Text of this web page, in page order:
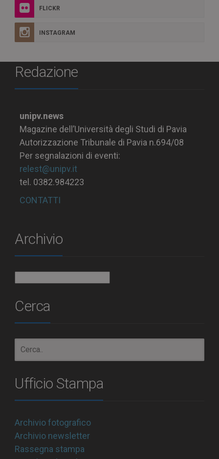
FLICKR
INSTAGRAM
Redazione
unipv.news
Magazine dell’Università degli Studi di Pavia
Autorizzazione Tribunale di Pavia n.694/08
Per segnalazioni di eventi:
relest@unipv.it
tel. 0382.984223
CONTATTI
Archivio
Cerca
Ufficio Stampa
Archivio fotografico
Archivio newsletter
Rassegna stampa